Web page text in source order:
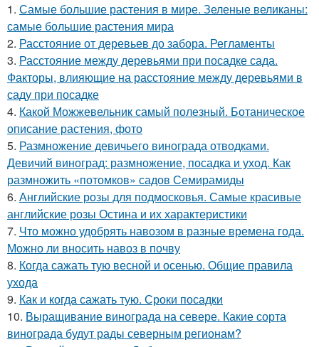
1. Самые большие растения в мире. Зеленые великаны:
самые большие растения мира
2. Расстояние от деревьев до забора. Регламенты
3. Расстояние между деревьями при посадке сада.
Факторы, влияющие на расстояние между деревьями в
саду при посадке
4. Какой Можжевельник самый полезный. Ботаническое
описание растения, фото
5. Размножение девичьего винограда отводками.
Девичий виноград: размножение, посадка и уход. Как
размножить «потомков» садов Семирамиды
6. Английские розы для подмосковья. Самые красивые
английские розы Остина и их характеристики
7. Что можно удобрять навозом в разные времена года.
Можно ли вносить навоз в почву
8. Когда сажать тую весной и осенью. Общие правила
ухода
9. Как и когда сажать тую. Сроки посадки
10. Выращивание винограда на севере. Какие сорта
винограда будут рады северным регионам?